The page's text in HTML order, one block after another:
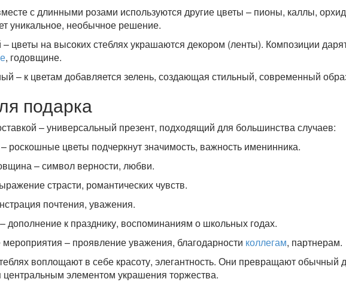
с длинными розами используются другие цветы – пионы, каллы,
уникальное, необычное решение.
цветы на высоких стеблях украшаются декором (ленты). Композиции
, годовщине.
– к цветам добавляется зелень, создающая стильный, современный
подарка
– универсальный презент, подходящий для большинства случаев:
роскошные цветы подчеркнут значимость, важность именинника.
– символ верности, любви.
страсти, романтических чувств.
почтения, уважения.
дополнение к празднику, воспоминаниям о школьных годах.
– проявление уважения, благодарности коллегам, партнерам.
воплощают в себе красоту, элегантность. Они превращают обычный
элементом украшения торжества.